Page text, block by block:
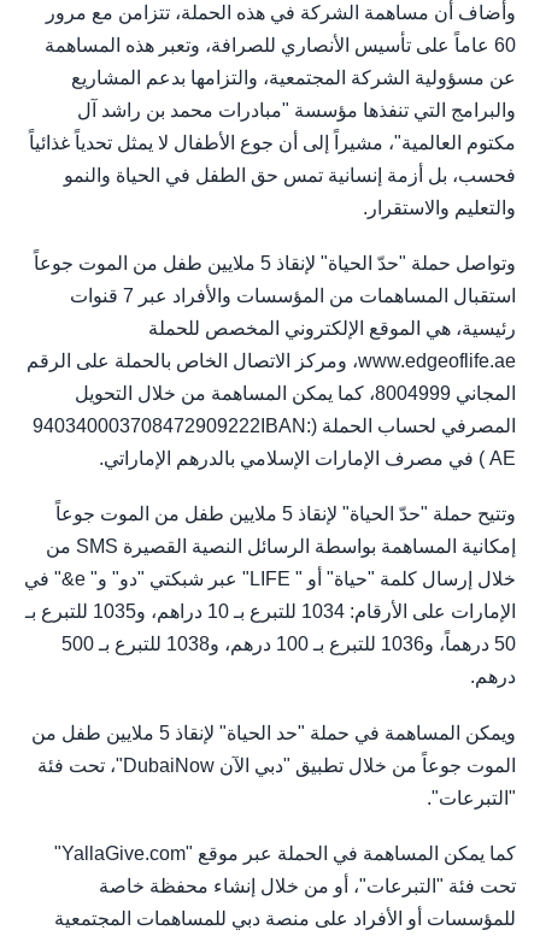
وأضاف أن مساهمة الشركة في هذه الحملة، تتزامن مع مرور
60 عاماً على تأسيس الأنصاري للصرافة، وتعبر هذه المساهمة
عن مسؤولية الشركة المجتمعية، والتزامها بدعم المشاريع
والبرامج التي تنفذها مؤسسة "مبادرات محمد بن راشد آل
مكتوم العالمية"، مشيراً إلى أن جوع الأطفال لا يمثل تحدياً غذائياً
فحسب، بل أزمة إنسانية تمس حق الطفل في الحياة والنمو
والتعليم والاستقرار.
وتواصل حملة "حدّ الحياة" لإنقاذ 5 ملايين طفل من الموت جوعاً
استقبال المساهمات من المؤسسات والأفراد عبر 7 قنوات
رئيسية، هي الموقع الإلكتروني المخصص للحملة
www.edgeoflife.ae، ومركز الاتصال الخاص بالحملة على الرقم
المجاني 8004999، كما يمكن المساهمة من خلال التحويل
المصرفي لحساب الحملة (940340003708472909222IBAN:
AE ) في مصرف الإمارات الإسلامي بالدرهم الإماراتي.
وتتيح حملة "حدّ الحياة" لإنقاذ 5 ملايين طفل من الموت جوعاً
إمكانية المساهمة بواسطة الرسائل النصية القصيرة SMS من
خلال إرسال كلمة "حياة" أو " LIFE" عبر شبكتي "دو" و" e&" في
الإمارات على الأرقام: 1034 للتبرع بـ 10 دراهم، و1035 للتبرع بـ
50 درهماً، و1036 للتبرع بـ 100 درهم، و1038 للتبرع بـ 500
درهم.
ويمكن المساهمة في حملة "حد الحياة" لإنقاذ 5 ملايين طفل من
الموت جوعاً من خلال تطبيق "دبي الآن DubaiNow"، تحت فئة
"التبرعات".
كما يمكن المساهمة في الحملة عبر موقع "YallaGive.com"
تحت فئة "التبرعات"، أو من خلال إنشاء محفظة خاصة
للمؤسسات أو الأفراد على منصة دبي للمساهمات المجتمعية